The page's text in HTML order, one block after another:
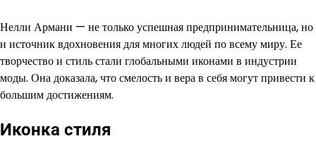
Нелли Армани — не только успешная предпринимательница, но
и источник вдохновения для многих людей по всему миру. Ее
творчество и стиль стали глобальными иконами в индустрии
моды. Она доказала, что смелость и вера в себя могут привести к
большим достижениям.
Иконка стиля